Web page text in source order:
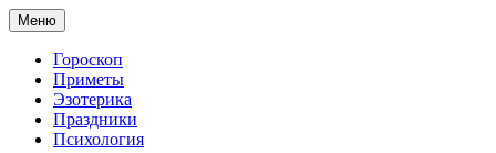
Меню
Гороскоп
Приметы
Эзотерика
Праздники
Психология